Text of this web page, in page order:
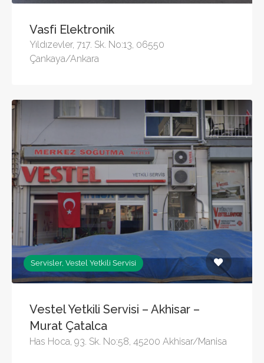
Vasfi Elektronik
Yıldızevler, 717. Sk. No:13, 06550
Çankaya/Ankara
Servisler, Vestel Yetkili Servisi
Vestel Yetkili Servisi – Akhisar –
Murat Çatalca
Has Hoca, 93. Sk. No:58, 45200 Akhisar/Manisa